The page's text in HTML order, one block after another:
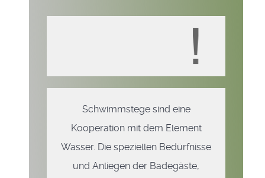
Schwimmstege sind eine
Kooperation mit dem Element
Wasser. Die speziellen Bedürfnisse
und Anliegen der Badegäste,